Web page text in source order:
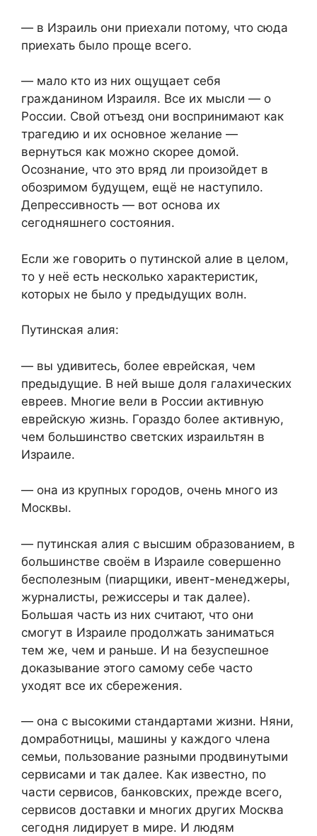
— в Израиль они приехали потому, что сюда
приехать было проще всего.
— мало кто из них ощущает себя
гражданином Израиля. Все их мысли — о
России. Свой отъезд они воспринимают как
трагедию и их основное желание —
вернуться как можно скорее домой.
Осознание, что это вряд ли произойдет в
обозримом будущем, ещё не наступило.
Депрессивность — вот основа их
сегодняшнего состояния.
Если же говорить о путинской алие в целом,
то у неё есть несколько характеристик,
которых не было у предыдущих волн.
Путинская алия:
— вы удивитесь, более еврейская, чем
предыдущие. В ней выше доля галахических
евреев. Многие вели в России активную
еврейскую жизнь. Гораздо более активную,
чем большинство светских израильтян в
Израиле.
— она из крупных городов, очень много из
Москвы.
— путинская алия с высшим образованием, в
большинстве своём в Израиле совершенно
бесполезным (пиарщики, ивент-менеджеры,
журналисты, режиссеры и так далее).
Большая часть из них считают, что они
смогут в Израиле продолжать заниматься
тем же, чем и раньше. И на безуспешное
доказывание этого самому себе часто
уходят все их сбережения.
— она с высокими стандартами жизни. Няни,
домработницы, машины у каждого члена
семьи, пользование разными продвинутыми
сервисами и так далее. Как известно, по
части сервисов, банковских, прежде всего,
сервисов доставки и многих других Москва
сегодня лидирует в мире. И людям